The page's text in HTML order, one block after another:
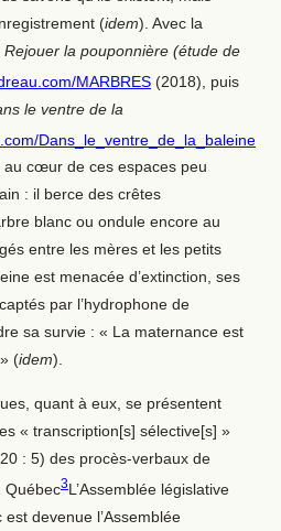
(idem). Avec la
Rejouer la pouponnière (étude de
MARBRES (2018), puis
le ventre de la
Dans_le_ventre_de_la_baleine
cœur de ces espaces peu
: il berce des crêtes
blanc ou ondule encore au
entre les mères et les petits
est menacée d’extinction, ses
par l’hydrophone de
sa survie : « La maternance est
(idem).
quant à eux, se présentent
« transcription[s] sélective[s] »
: 5) des procès-verbaux de
Québec3L’Assemblée législative
devenue l’Assemblée